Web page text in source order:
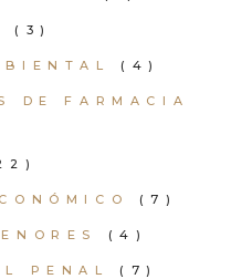
(3)
(4)
DE FARMACIA
(7)
(4)
PENAL (7)